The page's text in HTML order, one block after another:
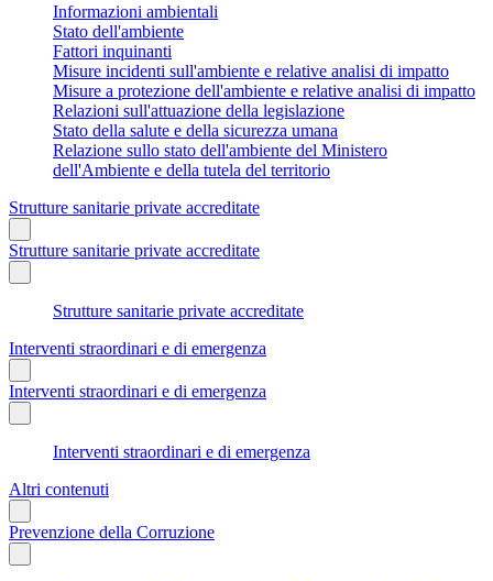
Informazioni ambientali
Stato dell'ambiente
Fattori inquinanti
Misure incidenti sull'ambiente e relative analisi di impatto
Misure a protezione dell'ambiente e relative analisi di impatto
Relazioni sull'attuazione della legislazione
Stato della salute e della sicurezza umana
Relazione sullo stato dell'ambiente del Ministero
dell'Ambiente e della tutela del territorio
Strutture sanitarie private accreditate
Strutture sanitarie private accreditate
Strutture sanitarie private accreditate
Interventi straordinari e di emergenza
Interventi straordinari e di emergenza
Interventi straordinari e di emergenza
Altri contenuti
Prevenzione della Corruzione